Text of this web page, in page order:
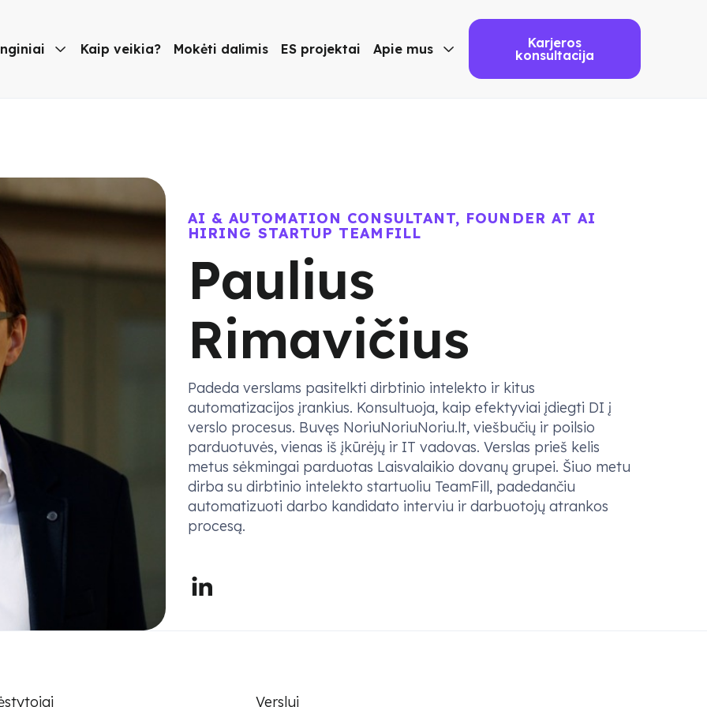
 Kaip veikia? Mokėti dalimis ES projektai Apie mus 
Karjeros
konsultacija
AI & AUTOMATION CONSULTANT, FOUNDER AT AI
HIRING STARTUP TEAMFILL
Paulius
Rimavičius
Padeda verslams pasitelkti dirbtinio intelekto ir kitus
automatizacijos įrankius. Konsultuoja, kaip efektyviai įdiegti DI į
verslo procesus. Buvęs NoriuNoriuNoriu.lt, viešbučių ir poilsio
parduotuvės, vienas iš įkūrėjų ir IT vadovas. Verslas prieš kelis
metus sėkmingai parduotas Laisvalaikio dovanų grupei. Šiuo metu
dirba su dirbtinio intelekto startuoliu TeamFill, padedančiu
automatizuoti darbo kandidato interviu ir darbuotojų atrankos
procesą.
Verslui